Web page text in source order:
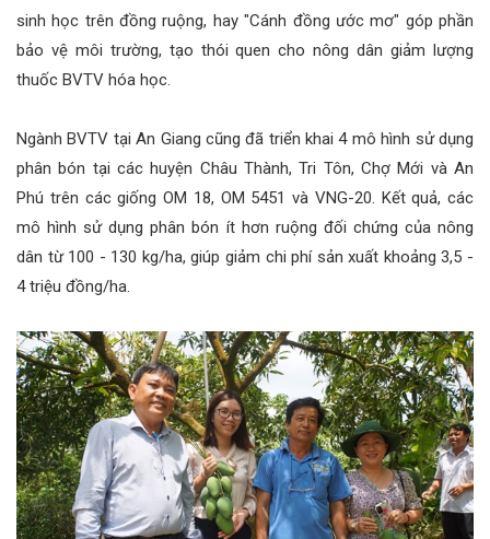
sinh học trên đồng ruộng, hay "Cánh đồng ước mơ" góp phần
bảo vệ môi trường, tạo thói quen cho nông dân giảm lượng
thuốc BVTV hóa học.
Ngành BVTV tại An Giang cũng đã triển khai 4 mô hình sử dụng
phân bón tại các huyện Châu Thành, Tri Tôn, Chợ Mới và An
Phú trên các giống OM 18, OM 5451 và VNG-20. Kết quả, các
mô hình sử dụng phân bón ít hơn ruộng đối chứng của nông
dân từ 100 - 130 kg/ha, giúp giảm chi phí sản xuất khoảng 3,5 -
4 triệu đồng/ha.